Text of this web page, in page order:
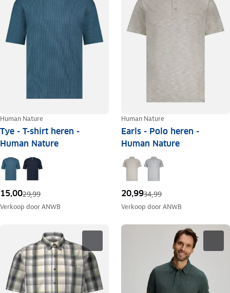
Human Nature
Tye - T-shirt heren -
Human Nature
15,0029,99
Verkoop doorANWB
Human Nature
Earls - Polo heren -
Human Nature
20,9934,99
Verkoop doorANWB